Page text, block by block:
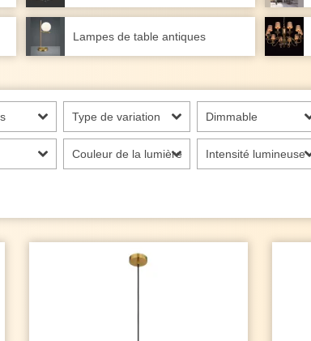
Lampes de table antiques
Type de variation Dimmable
Couleur de la lumière Intensité lumineuse